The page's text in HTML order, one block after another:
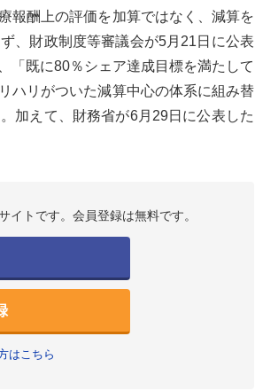
酬上の評価を加算ではなく、減算を
、財政制度等審議会が5月21日に公表
「既に80％シェア達成目標を満たして
ハリがついた減算中心の体系に組み替
加えて、財務省が6月29日に公表した
トです。会員登録は無料です。
はこちら